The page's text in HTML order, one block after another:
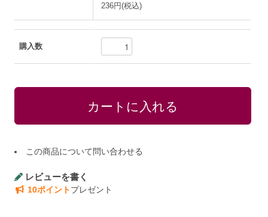
236円(税込)
購入数
この商品について問い合わせる
レビューを書く
10ポイントプレゼント